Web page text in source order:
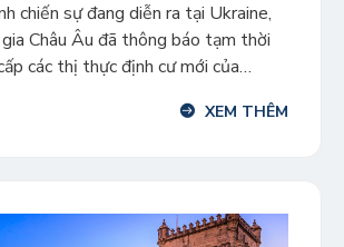
chiến sự đang diễn ra tại Ukraine,
Châu Âu đã thông báo tạm thời
các thị thực định cư mới của
thực cho các công dân Nga. Đây là
XEM THÊM